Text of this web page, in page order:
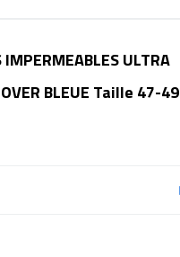
IMPERMEABLES ULTRA
BLEUE Taille 47-49